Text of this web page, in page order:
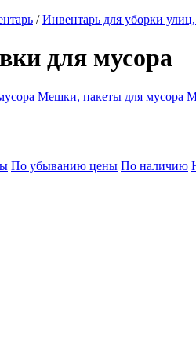
/Инвентарь для уборки
для мусора
Мешки, пакеты для мусора
По убыванию цены По наличию